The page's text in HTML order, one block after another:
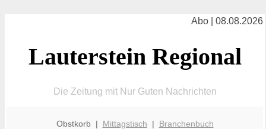
Abo | 08.08.2026
Lauterstein Regional
Die Zeitung mit Nur Guten Nachrichten
Obstkorb | Mittagstisch | Branchenbuch